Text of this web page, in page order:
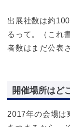
出展社数は約
るって。（これ
者数はまだ公表
開催場所はど
2017年の会場は